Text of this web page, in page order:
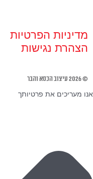
מדיניות הפרטיות
הצהרת נגישות
© 2026 עיצוב הכסא והבר
אנו מעריכים את פרטיותך